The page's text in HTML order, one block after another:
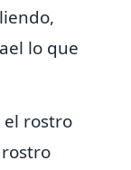
lo que
el rostro